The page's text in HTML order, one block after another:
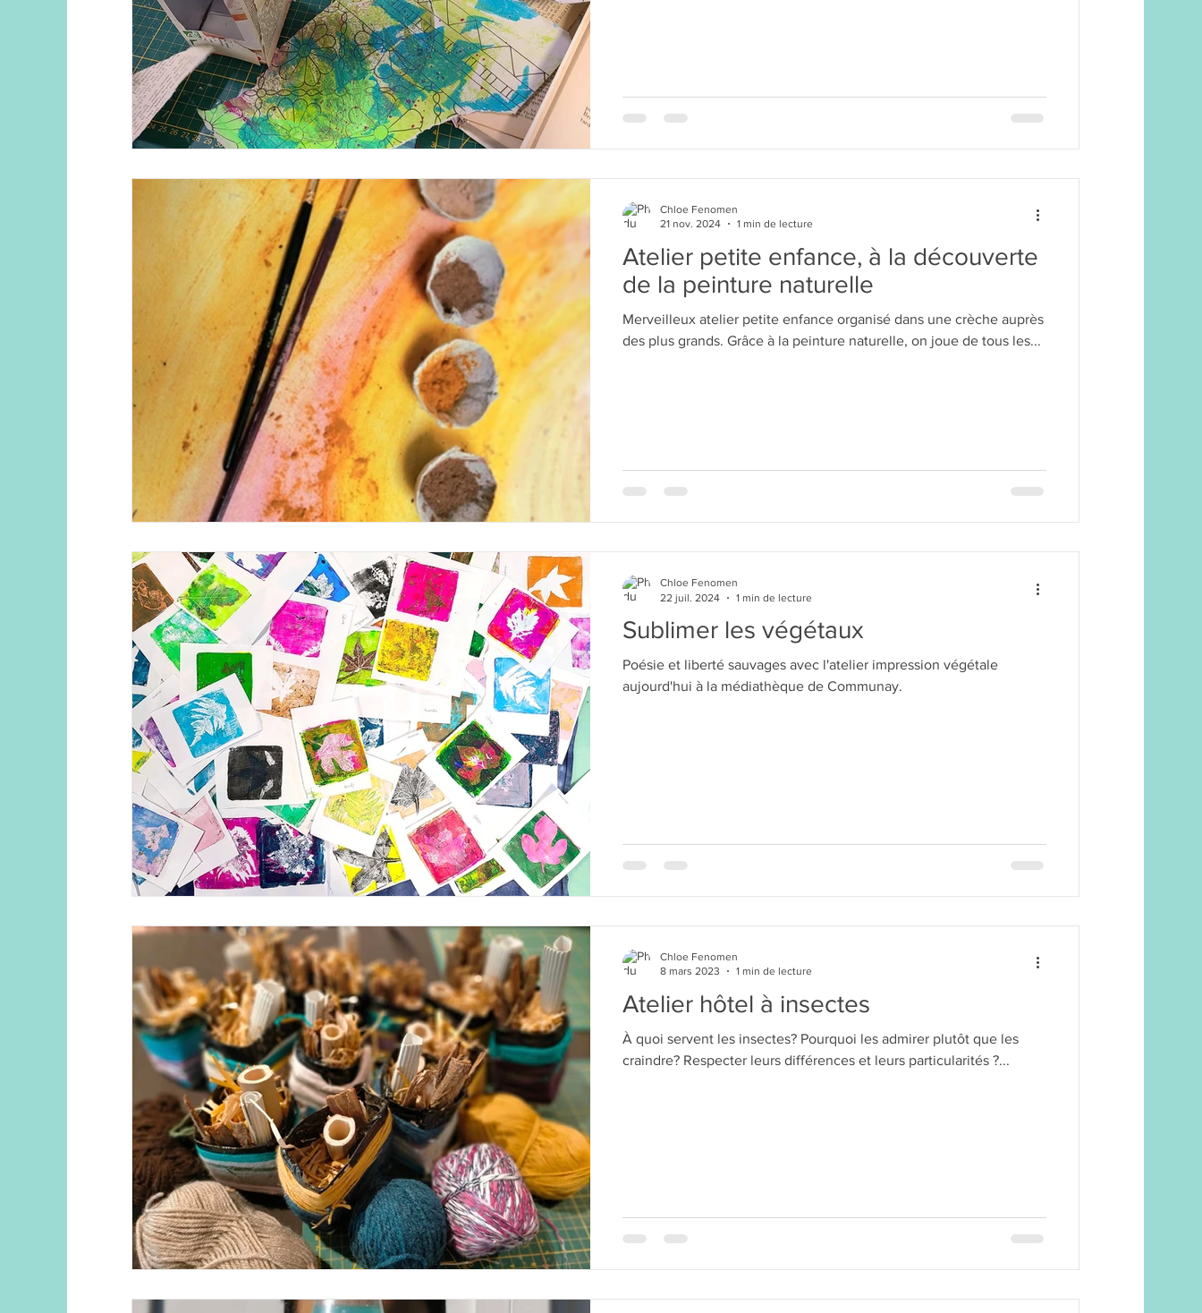
Atelier petite enfance, à la découverte
de la peinture naturelle
Merveilleux atelier petite enfance organisé dans une crèche auprès
des plus grands. Grâce à la peinture naturelle, on joue de tous les...
Chloe Fenomen
21 nov. 2024
1 min de lecture
Sublimer les végétaux
Poésie et liberté sauvages avec l'atelier impression végétale
aujourd'hui à la médiathèque de Communay.
Chloe Fenomen
22 juil. 2024
1 min de lecture
Atelier hôtel à insectes
À quoi servent les insectes? Pourquoi les admirer plutôt que les
craindre? Respecter leurs différences et leurs particularités ?...
Chloe Fenomen
8 mars 2023
1 min de lecture